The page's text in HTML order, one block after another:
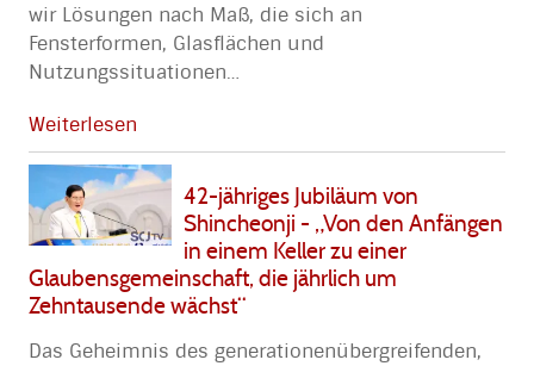
wir Lösungen nach Maß, die sich an
Fensterformen, Glasflächen und
Nutzungssituationen…
Weiterlesen
42-jähriges Jubiläum von
Shincheonji - „Von den Anfängen
in einem Keller zu einer
Glaubensgemeinschaft, die jährlich um
Zehntausende wächst“
Das Geheimnis des generationenübergreifenden,